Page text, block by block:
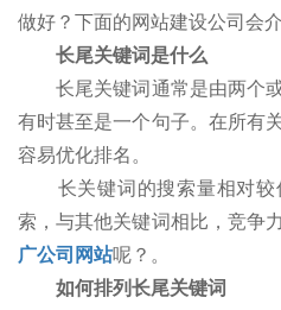
做好？下面的网站建设公司会介
长尾关键词是什么
长尾关键词通常是由两个或
有时甚至是一个句子。在所有
容易优化排名。
长关键词的搜索量相对较
索，与其他关键词相比，竞争
广公司网站呢？。
如何排列长尾关键词